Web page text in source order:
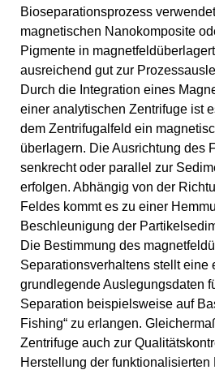
Bioseparationsprozess
magnetischen Nanokomposite
Pigmente in
ausreichend gut zur
Durch die Integration eines
einer analytischen Zentrifuge ist
dem Zentrifugalfeld ein
überlagern. Die Ausrichtung des
senkrecht oder parallel zur
erfolgen. Abhängig von der
Feldes kommt es zu einer
Beschleunigung der
Die Bestimmung des
Separationsverhaltens stellt eine
grundlegende Auslegungsdaten
Separation beispielsweise auf
Fishing“ zu erlangen.
Zentrifuge auch zur
Herstellung der funktionalisierten